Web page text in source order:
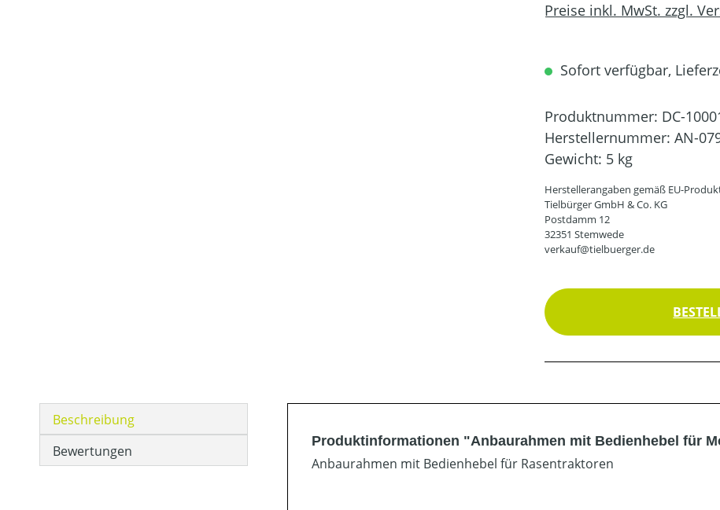
Preise inkl. MwSt. zzgl.
Sofort verfügbar,
Produktnummer: DC-
Herstellernummer: AN-
Gewicht: 5 kg
Herstellerangaben gemäß EU-
Tielbürger GmbH & Co. KG
Postdamm 12
32351 Stemwede
verkauf@tielbuerger.de
Beschreibung
Bewertungen
Produktinformationen "Anbaurahmen mit Bedienhebel für
Anbaurahmen mit Bedienhebel für Rasentraktoren